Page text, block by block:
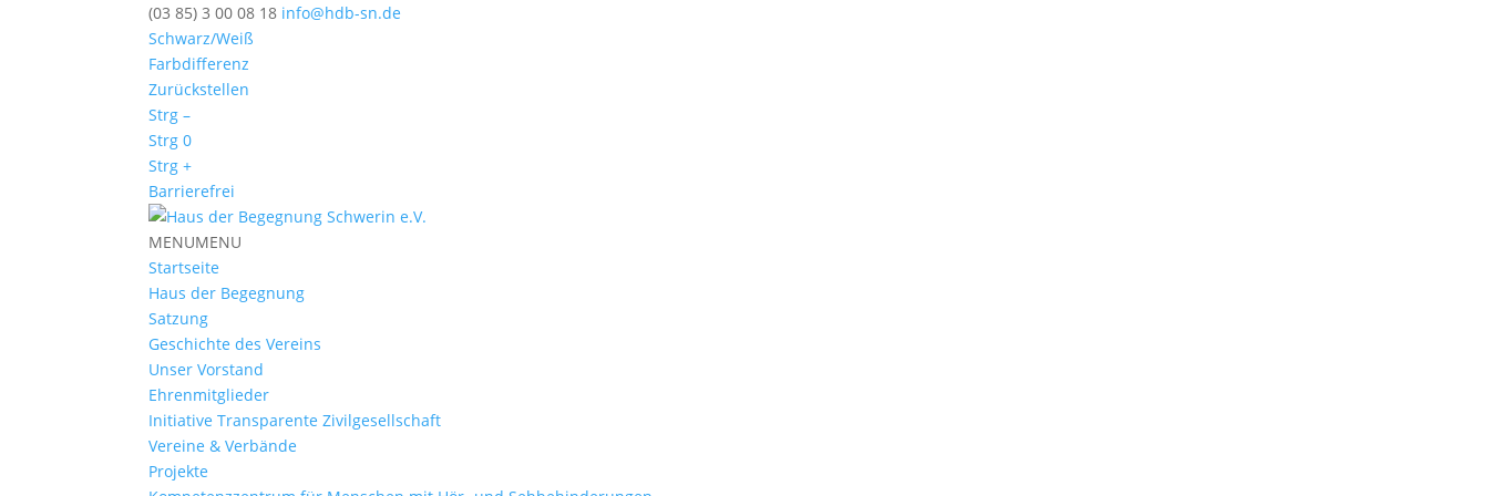
(03 85) 3 00 08 18 info@hdb-sn.de
Schwarz/Weiß
Farbdifferenz
Zurückstellen
Strg –
Strg 0
Strg +
Barrierefrei
MENUMENU
Startseite
Haus der Begegnung
Satzung
Geschichte des Vereins
Unser Vorstand
Ehrenmitglieder
Initiative Transparente Zivilgesellschaft
Vereine & Verbände
Projekte